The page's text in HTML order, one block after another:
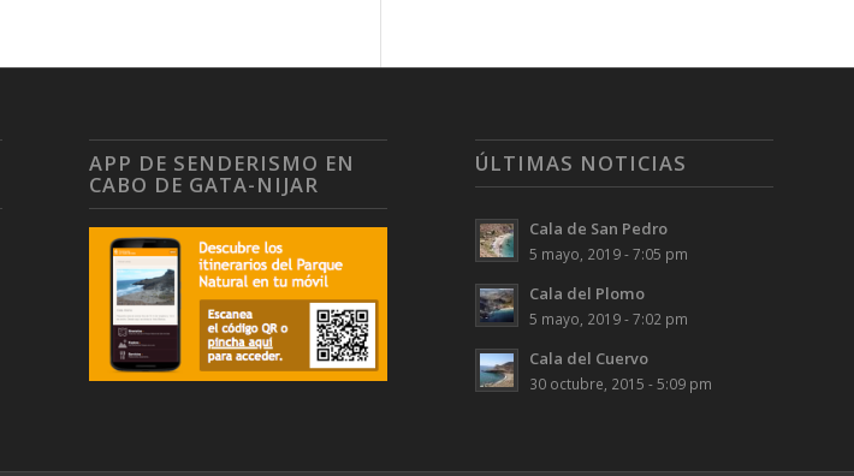
APP DE SENDERISMO EN
CABO DE GATA-NIJAR
ÚLTIMAS NOTICIAS
Cala de San Pedro
5 mayo, 2019 - 7:05 pm
Cala del Plomo
5 mayo, 2019 - 7:02 pm
Cala del Cuervo
30 octubre, 2015 - 5:09 pm